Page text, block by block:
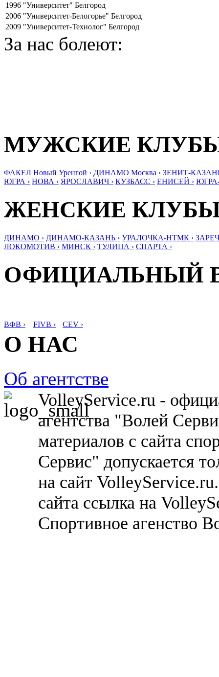
1996 "Университет" Белгород
2006 "Университет-Белогорье" Белгород
2009 "Университет-Технолог" Белгород
За нас болеют:
МУЖСКИЕ
ФАКЕЛ Новый Уренгой › ДИНАМО Москва › ЗЕНИТ-
ЮГРА › НОВА › ЯРОСЛАВИЧ › КУЗБАСС › ЕНИСЕЙ ›
ЖЕНСКИЕ
ДИНАМО › ДИНАМО-КАЗАНЬ › УРАЛОЧКА-НТМК ›
ЛОКОМОТИВ › МИНСК › ТУЛИЦА › СПАРТА ›
ОФИЦИАЛЬНЫЙ
ВФВ › FIVB › CEV ›
О НАС
Об агентстве
VolleyService.ru -
агентства "Волей
материалов с сайта
Сервис" допускается
на сайт
сайта ссылка на
Спортивное агенство